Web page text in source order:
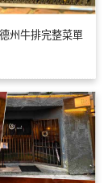
州牛排完整菜單